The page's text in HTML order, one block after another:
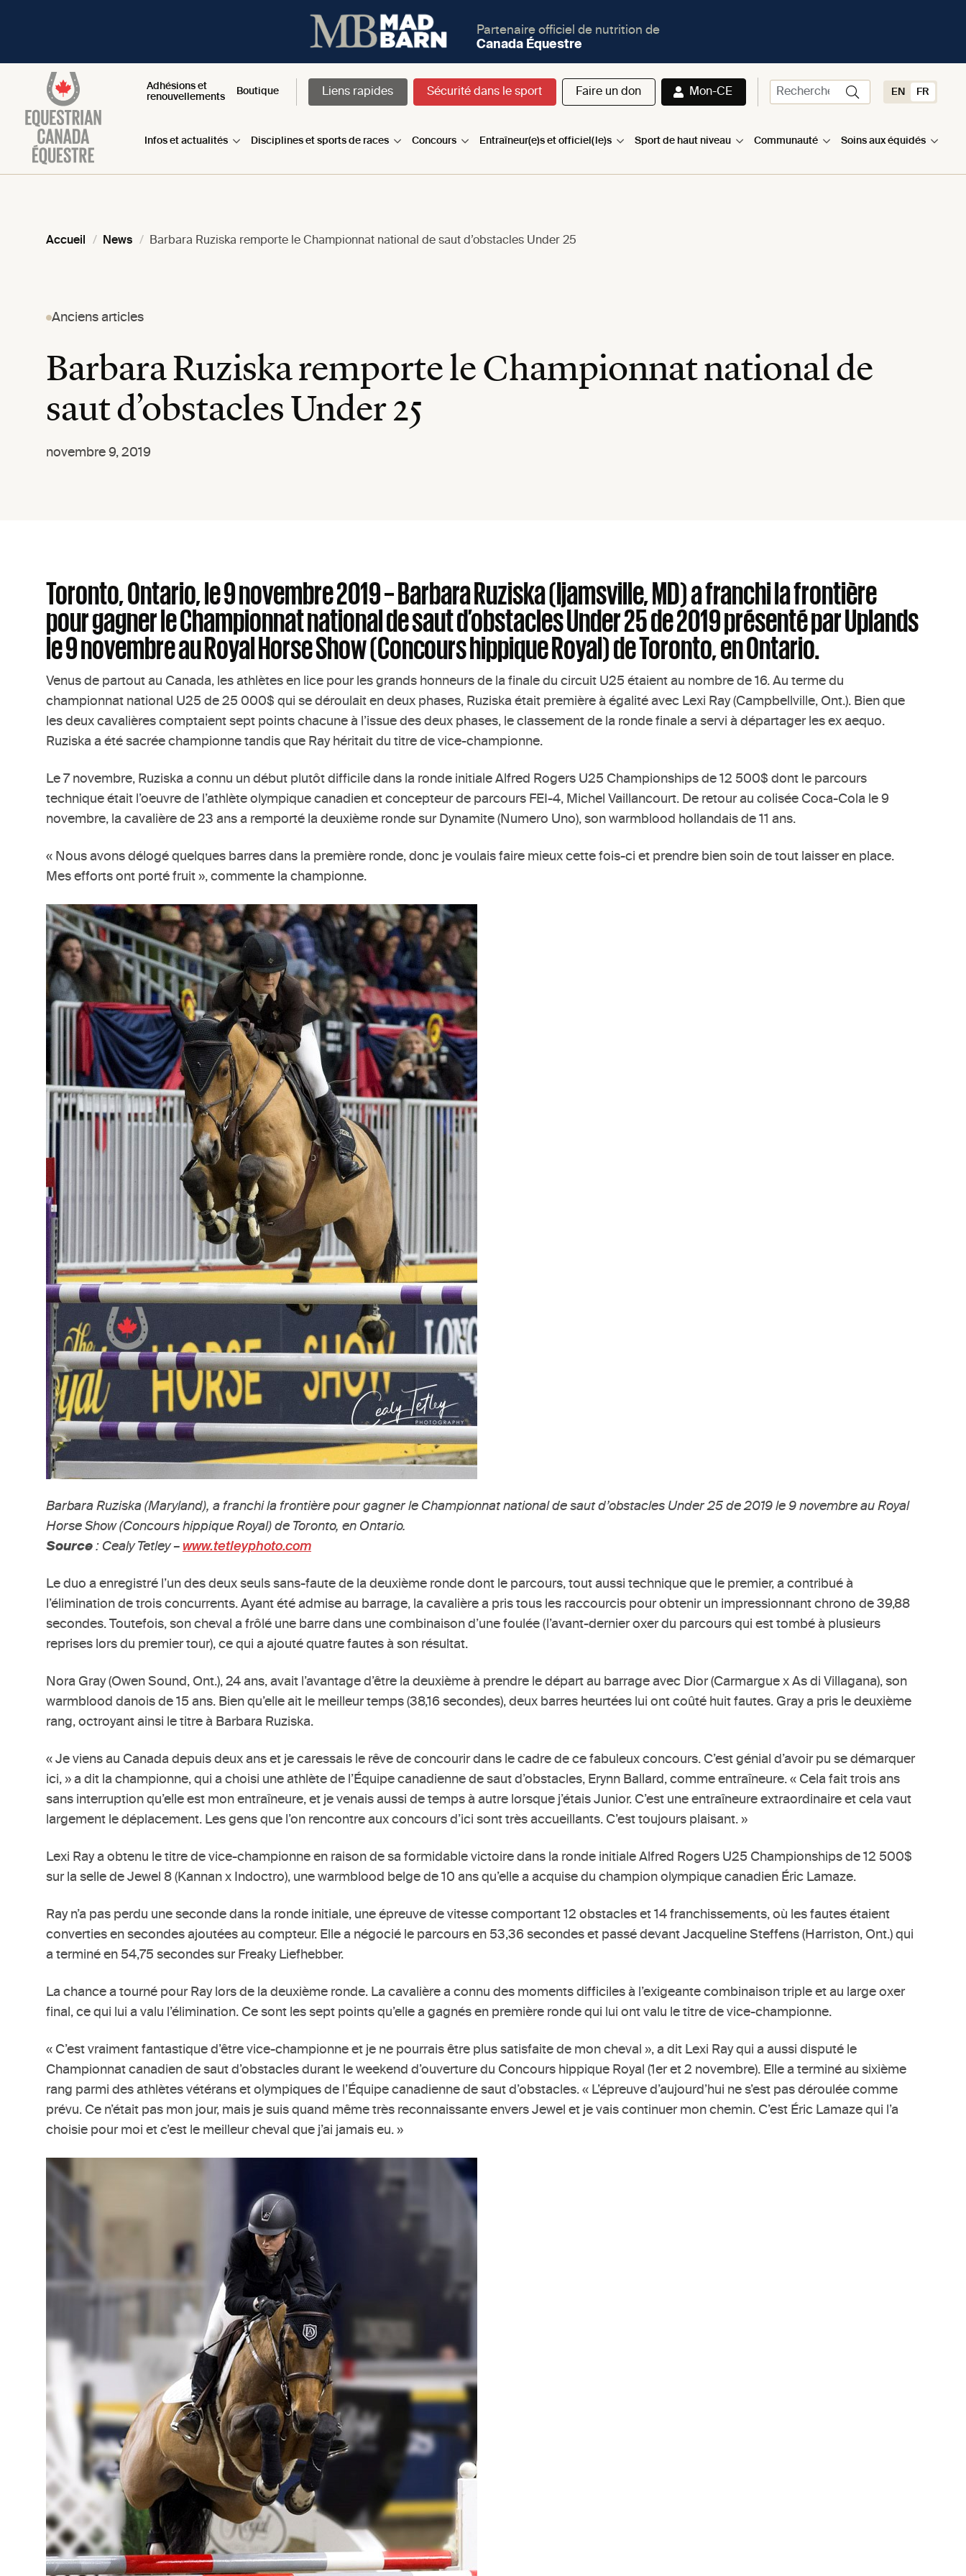
Partenaire officiel de nutrition de
Canada Équestre
Adhésions et
renouvellements
Boutique Liens rapides Sécurité dans le sport Faire un don Mon-CE EN FR
Infos et actualités Disciplines et sports de races Concours Entraîneur(e)s et officiel(le)s Sport de haut niveau Communauté Soins aux équidés
Accueil News Barbara Ruziska remporte le Championnat national de saut d’obstacles Under 25
Anciens articles
Barbara Ruziska remporte le Championnat national de
saut d’obstacles Under 25
novembre 9, 2019
Toronto, Ontario, le 9 novembre 2019 – Barbara Ruziska (Ijamsville, MD) a franchi la frontière
pour gagner le Championnat national de saut d’obstacles Under 25 de 2019 présenté par Uplands
le 9 novembre au Royal Horse Show (Concours hippique Royal) de Toronto, en Ontario.
Venus de partout au Canada, les athlètes en lice pour les grands honneurs de la finale du circuit U25 étaient au nombre de 16. Au terme du
championnat national U25 de 25 000$ qui se déroulait en deux phases, Ruziska était première à égalité avec Lexi Ray (Campbellville, Ont.). Bien que
les deux cavalières comptaient sept points chacune à l’issue des deux phases, le classement de la ronde finale a servi à départager les ex aequo.
Ruziska a été sacrée championne tandis que Ray héritait du titre de vice-championne.
Le 7 novembre, Ruziska a connu un début plutôt difficile dans la ronde initiale Alfred Rogers U25 Championships de 12 500$ dont le parcours
technique était l’oeuvre de l’athlète olympique canadien et concepteur de parcours FEI-4, Michel Vaillancourt. De retour au colisée Coca-Cola le 9
novembre, la cavalière de 23 ans a remporté la deuxième ronde sur Dynamite (Numero Uno), son warmblood hollandais de 11 ans.
« Nous avons délogé quelques barres dans la première ronde, donc je voulais faire mieux cette fois-ci et prendre bien soin de tout laisser en place.
Mes efforts ont porté fruit », commente la championne.
Barbara Ruziska (Maryland), a franchi la frontière pour gagner le Championnat national de saut d’obstacles Under 25 de 2019 le 9 novembre au Royal
Horse Show (Concours hippique Royal) de Toronto, en Ontario.
Source : Cealy Tetley – www.tetleyphoto.com
Le duo a enregistré l’un des deux seuls sans-faute de la deuxième ronde dont le parcours, tout aussi technique que le premier, a contribué à
l’élimination de trois concurrents. Ayant été admise au barrage, la cavalière a pris tous les raccourcis pour obtenir un impressionnant chrono de 39,88
secondes. Toutefois, son cheval a frôlé une barre dans une combinaison d’une foulée (l’avant-dernier oxer du parcours qui est tombé à plusieurs
reprises lors du premier tour), ce qui a ajouté quatre fautes à son résultat.
Nora Gray (Owen Sound, Ont.), 24 ans, avait l’avantage d’être la deuxième à prendre le départ au barrage avec Dior (Carmargue x As di Villagana), son
warmblood danois de 15 ans. Bien qu’elle ait le meilleur temps (38,16 secondes), deux barres heurtées lui ont coûté huit fautes. Gray a pris le deuxième
rang, octroyant ainsi le titre à Barbara Ruziska.
« Je viens au Canada depuis deux ans et je caressais le rêve de concourir dans le cadre de ce fabuleux concours. C’est génial d’avoir pu se démarquer
ici, » a dit la championne, qui a choisi une athlète de l’Équipe canadienne de saut d’obstacles, Erynn Ballard, comme entraîneure. « Cela fait trois ans
sans interruption qu’elle est mon entraîneure, et je venais aussi de temps à autre lorsque j’étais Junior. C’est une entraîneure extraordinaire et cela vaut
largement le déplacement. Les gens que l’on rencontre aux concours d’ici sont très accueillants. C’est toujours plaisant. »
Lexi Ray a obtenu le titre de vice-championne en raison de sa formidable victoire dans la ronde initiale Alfred Rogers U25 Championships de 12 500$
sur la selle de Jewel 8 (Kannan x Indoctro), une warmblood belge de 10 ans qu’elle a acquise du champion olympique canadien Éric Lamaze.
Ray n’a pas perdu une seconde dans la ronde initiale, une épreuve de vitesse comportant 12 obstacles et 14 franchissements, où les fautes étaient
converties en secondes ajoutées au compteur. Elle a négocié le parcours en 53,36 secondes et passé devant Jacqueline Steffens (Harriston, Ont.) qui
a terminé en 54,75 secondes sur Freaky Liefhebber.
La chance a tourné pour Ray lors de la deuxième ronde. La cavalière a connu des moments difficiles à l’exigeante combinaison triple et au large oxer
final, ce qui lui a valu l’élimination. Ce sont les sept points qu’elle a gagnés en première ronde qui lui ont valu le titre de vice-championne.
« C’est vraiment fantastique d’être vice-championne et je ne pourrais être plus satisfaite de mon cheval », a dit Lexi Ray qui a aussi disputé le
Championnat canadien de saut d’obstacles durant le weekend d’ouverture du Concours hippique Royal (1er et 2 novembre). Elle a terminé au sixième
rang parmi des athlètes vétérans et olympiques de l’Équipe canadienne de saut d’obstacles. « L’épreuve d’aujourd’hui ne s’est pas déroulée comme
prévu. Ce n’était pas mon jour, mais je suis quand même très reconnaissante envers Jewel et je vais continuer mon chemin. C’est Éric Lamaze qui l’a
choisie pour moi et c’est le meilleur cheval que j’ai jamais eu. »